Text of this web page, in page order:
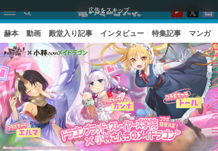
広告をスキップ
赫本 動画 殿堂入り記事 インタビュー 特集記事 マンガ